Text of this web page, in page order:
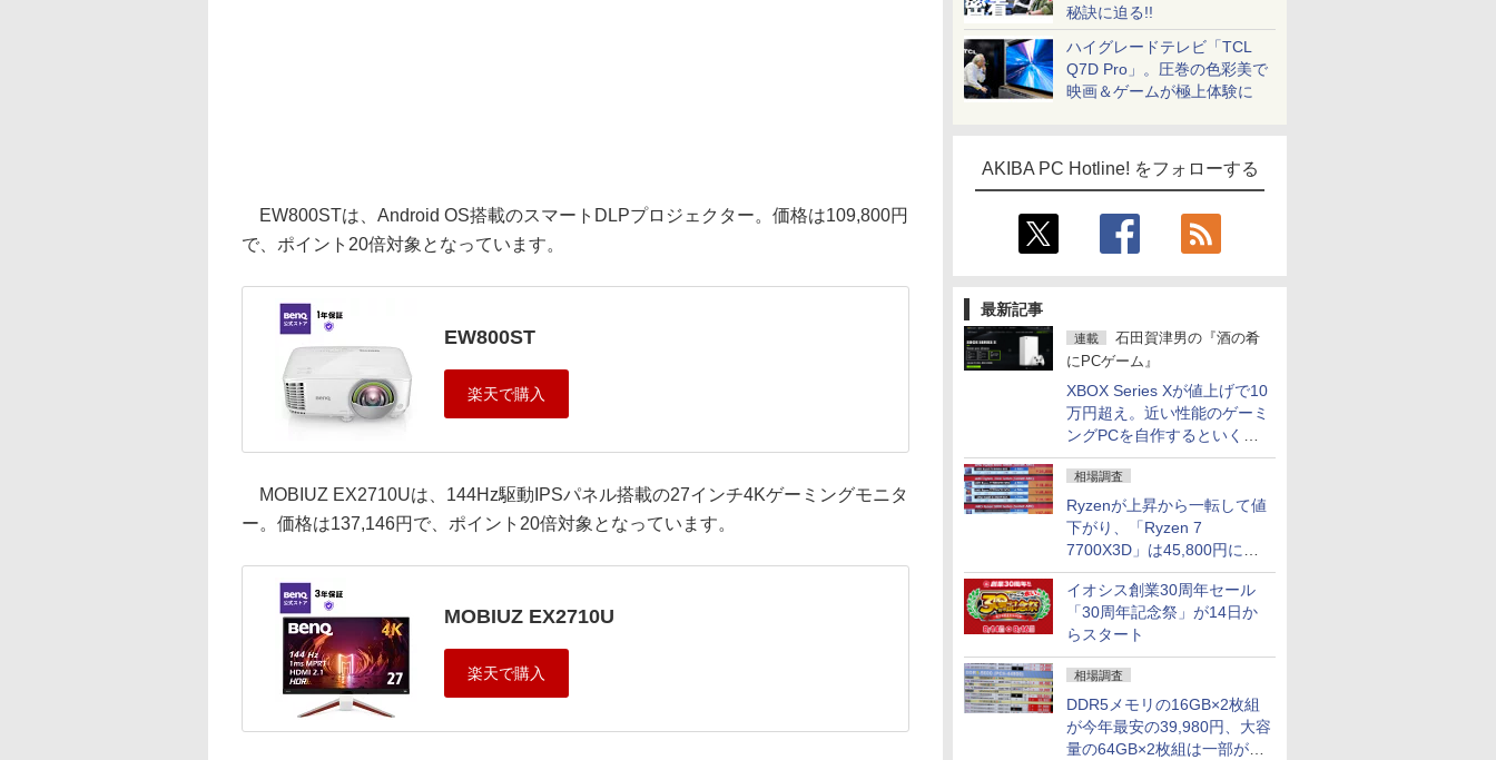
秘訣に迫る!!
ハイグレードテレビ「TCL
Q7D Pro」。圧巻の色彩美で
映画＆ゲームが極上体験に
AKIBA PC Hotline! をフォローする
最新記事
連載
石田賀津男の『酒の肴
にPCゲーム』
XBOX Series Xが値上げで10
万円超え。近い性能のゲーミ
ングPCを自作するといくら
になる？
相場調査
Ryzenが上昇から一転して値
下がり、「Ryzen 7
7700X3D」は45,800円に急
落し「Ryzen 7 7800X3D」
との価格逆転解消 [8月前半の
CPU価格]
イオシス創業30周年セール
「30周年記念祭」が14日か
らスタート
相場調査
DDR5メモリの16GB×2枚組
が今年最安の39,980円、大容
量の64GB×2枚組は一部が続
EW800STは、Android OS搭載のスマートDLPプロジェクター。価格は109,800円
で、ポイント20倍対象となっています。
EW800ST
MOBIUZ EX2710Uは、144Hz駆動IPSパネル搭載の27インチ4Kゲーミングモニタ
ー。価格は137,146円で、ポイント20倍対象となっています。
MOBIUZ EX2710U